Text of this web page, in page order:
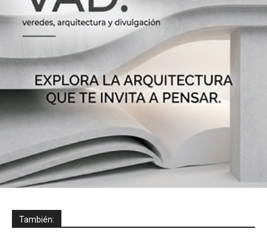
También: